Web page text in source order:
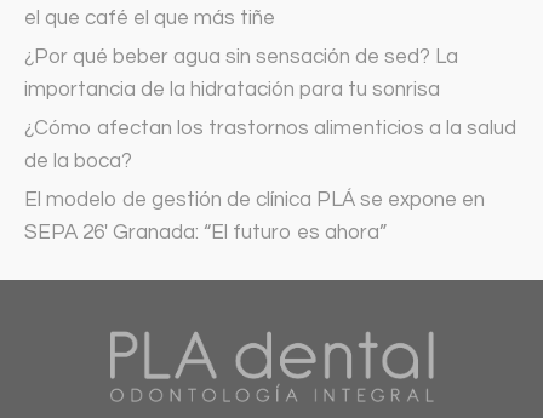
el que café el que más tiñe
¿Por qué beber agua sin sensación de sed? La
importancia de la hidratación para tu sonrisa
¿Cómo afectan los trastornos alimenticios a la salud
de la boca?
El modelo de gestión de clínica PLÁ se expone en
SEPA 26′ Granada: “El futuro es ahora”